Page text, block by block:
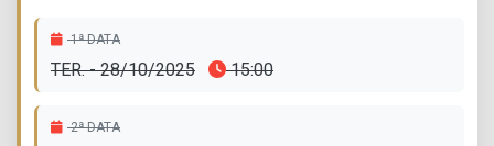
1ª DATA
TER. - 28/10/2025 15:00
2ª DATA